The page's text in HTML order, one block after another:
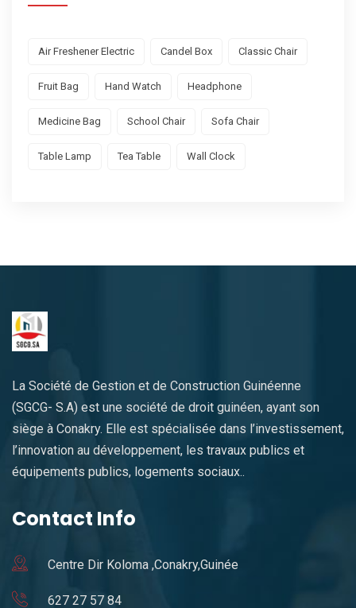
Air Freshener Electric Candel Box Classic Chair
Fruit Bag Hand Watch Headphone
Medicine Bag School Chair Sofa Chair
Table Lamp Tea Table Wall Clock
La Société de Gestion et de Construction Guinéenne
(SGCG- S.A) est une société de droit guinéen, ayant son
siège à Conakry. Elle est spécialisée dans l’investissement,
l’innovation au développement, les travaux publics et
équipements publics, logements sociaux..
Contact Info
Centre Dir Koloma ,Conakry,Guinée
627 27 57 84